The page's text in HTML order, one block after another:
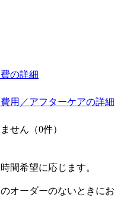
の詳細
用／アフターケアの詳細
せん（0件）
間希望に応じます。
オーダーのないときにお